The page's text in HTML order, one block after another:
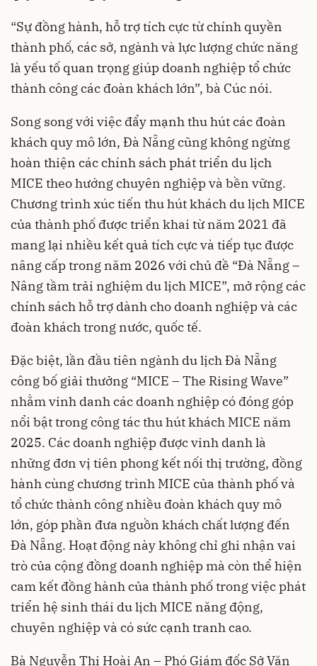
“Sự đồng hành, hỗ trợ tích cực từ chính quyền
thành phố, các sở, ngành và lực lượng chức năng
là yếu tố quan trọng giúp doanh nghiệp tổ chức
thành công các đoàn khách lớn”, bà Cúc nói.
Song song với việc đẩy mạnh thu hút các đoàn
khách quy mô lớn, Đà Nẵng cũng không ngừng
hoàn thiện các chính sách phát triển du lịch
MICE theo hướng chuyên nghiệp và bền vững.
Chương trình xúc tiến thu hút khách du lịch MICE
của thành phố được triển khai từ năm 2021 đã
mang lại nhiều kết quả tích cực và tiếp tục được
nâng cấp trong năm 2026 với chủ đề “Đà Nẵng –
Nâng tầm trải nghiệm du lịch MICE”, mở rộng các
chính sách hỗ trợ dành cho doanh nghiệp và các
đoàn khách trong nước, quốc tế.
Đặc biệt, lần đầu tiên ngành du lịch Đà Nẵng
công bố giải thưởng “MICE – The Rising Wave”
nhằm vinh danh các doanh nghiệp có đóng góp
nổi bật trong công tác thu hút khách MICE năm
2025. Các doanh nghiệp được vinh danh là
những đơn vị tiên phong kết nối thị trường, đồng
hành cùng chương trình MICE của thành phố và
tổ chức thành công nhiều đoàn khách quy mô
lớn, góp phần đưa nguồn khách chất lượng đến
Đà Nẵng. Hoạt động này không chỉ ghi nhận vai
trò của cộng đồng doanh nghiệp mà còn thể hiện
cam kết đồng hành của thành phố trong việc phát
triển hệ sinh thái du lịch MICE năng động,
chuyên nghiệp và có sức cạnh tranh cao.
Bà Nguyễn Thị Hoài An – Phó Giám đốc Sở Văn